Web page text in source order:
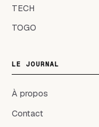
TECH
TOGO
LE JOURNAL
À propos
Contact